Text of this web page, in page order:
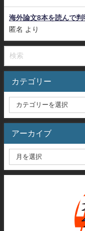
海外論文8本を読んで
匿名 より
カテゴリー
アーカイブ